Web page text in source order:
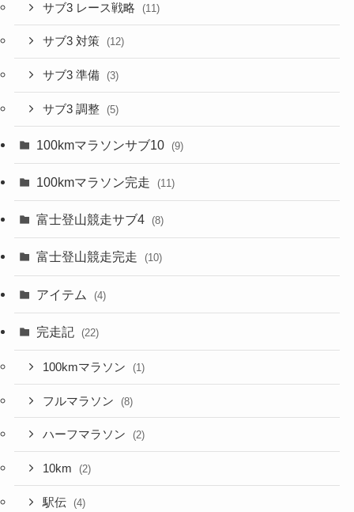
サブ3 レース戦略 (11)
サブ3 対策 (12)
サブ3 準備 (3)
サブ3 調整 (5)
100kmマラソンサブ10 (9)
100kmマラソン完走 (11)
富士登山競走サブ4 (8)
富士登山競走完走 (10)
アイテム (4)
完走記 (22)
100kmマラソン (1)
フルマラソン (8)
ハーフマラソン (2)
10km (2)
駅伝 (4)